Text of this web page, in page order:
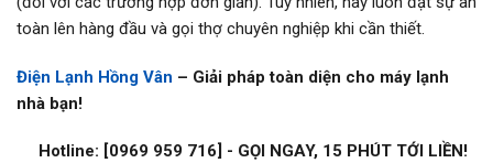
toàn lên hàng đầu và gọi thợ chuyên nghiệp khi cần thiết.
Điện Lạnh Hồng Vân – Giải pháp toàn diện cho máy lạnh
nhà bạn!
Hotline: [0969 959 716] - GỌI NGAY, 15 PHÚT TỚI LIỀN!